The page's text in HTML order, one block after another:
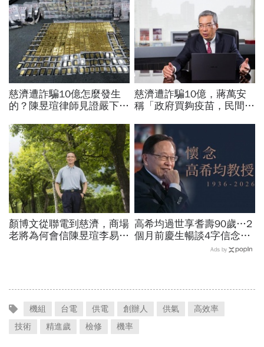
慈濟遭詐騙10億怎麼發生
的？陳昱瑄律師見證嚴下跪
金，洗錢手法曝光…慈濟回
應了
慈濟遭詐騙10億，蔣萬安
稱「政府買夠疫苗，民間就
話說得不夠公道
顏博文從聯電到慈濟，商場
老將為何會信陳昱瑄李易
高希均過世享耆壽90歲…2
個月前慶生暢談4字信念，
回憶錄給讀者忠告：自求多
Ads by
機組 台電 供電 創辦人 供氣
高效率
技術
精進歲 檢修 機率